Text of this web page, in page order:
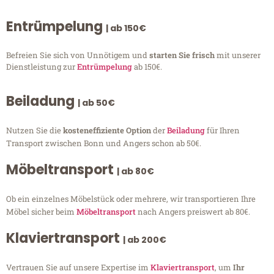
Entrümpelung | ab 150€
Befreien Sie sich von Unnötigem undstarten Sie frischmit unserer
Dienstleistung zurEntrümpelungab 150€.
Beiladung | ab 50€
Nutzen Sie diekosteneffiziente OptionderBeiladungfür Ihren
Transport zwischen Bonn und Angers schon ab 50€.
Möbeltransport | ab 80€
Ob ein einzelnes Möbelstück oder mehrere, wir transportieren Ihre
Möbel sicher beim Möbeltransportnach Angers preiswert ab 80€.
Klaviertransport | ab 200€
Vertrauen Sie auf unsere Expertise im Klaviertransport, um Ihr